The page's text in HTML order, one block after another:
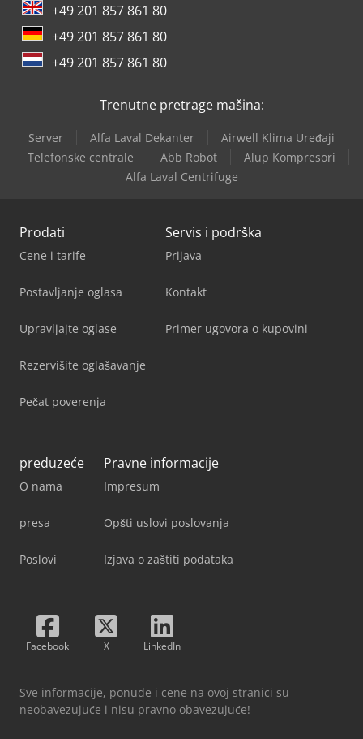
+49 201 857 861 80
+49 201 857 861 80
+49 201 857 861 80
Trenutne pretrage mašina:
Server Alfa Laval Dekanter
Airwell Klima Uređaji
Telefonske centrale
Abb Robot
Alup Kompresori
Alfa Laval Centrifuge
Prodati
Cene i tarife
Postavljanje oglasa
Upravljajte oglase
Rezervišite oglašavanje
Pečat poverenja
Servis i podrška
Prijava
Kontakt
Primer ugovora o kupovini
preduzeće
O nama
presa
Poslovi
Pravne informacije
Impresum
Opšti uslovi poslovanja
Izjava o zaštiti podataka
Facebook X LinkedIn
Sve informacije, ponude i cene na ovoj stranici su
neobavezujuće i nisu pravno obavezujuće!